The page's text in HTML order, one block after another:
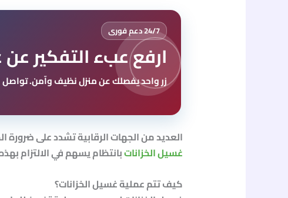
24/7 دعم فورى
ارفع عبء التفكير عن
زر واحد يفصلك عن منزل نظيف وآمن. تواصل
العديد من الجهات الرقابية تشدد على
غسيل الخزاناتبانتظام يسهم في الالتزام
كيف تتم عملية غسيل الخزانات؟